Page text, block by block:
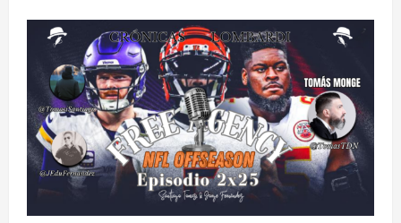
CAMERON
WARD(QB)-
MIAMI